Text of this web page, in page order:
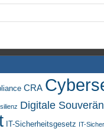
CRA
Digitale
IT-Sicherheitsgesetz IT-